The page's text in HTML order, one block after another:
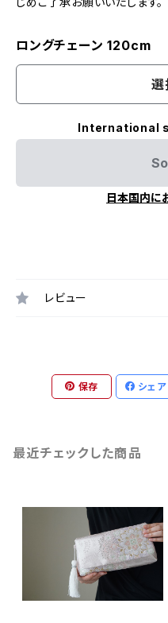
ロングチェーン 120cm
選
International
日本国内に
レビュー
保存 シェア
最近チェックした商品